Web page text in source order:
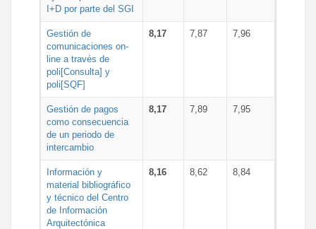
I+D por parte del SGI
Gestión de
comunicaciones on-
line a través de
poli[Consulta] y
poli[SQF]
8,17 7,87 7,96
Gestión de pagos
como consecuencia
de un periodo de
intercambio
8,17 7,89 7,95
Información y
material bibliográfico
y técnico del Centro
de Información
Arquitectónica
8,16 8,62 8,84